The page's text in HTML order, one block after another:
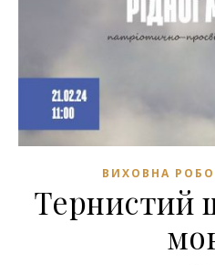
ВИХОВНА
Тернистий